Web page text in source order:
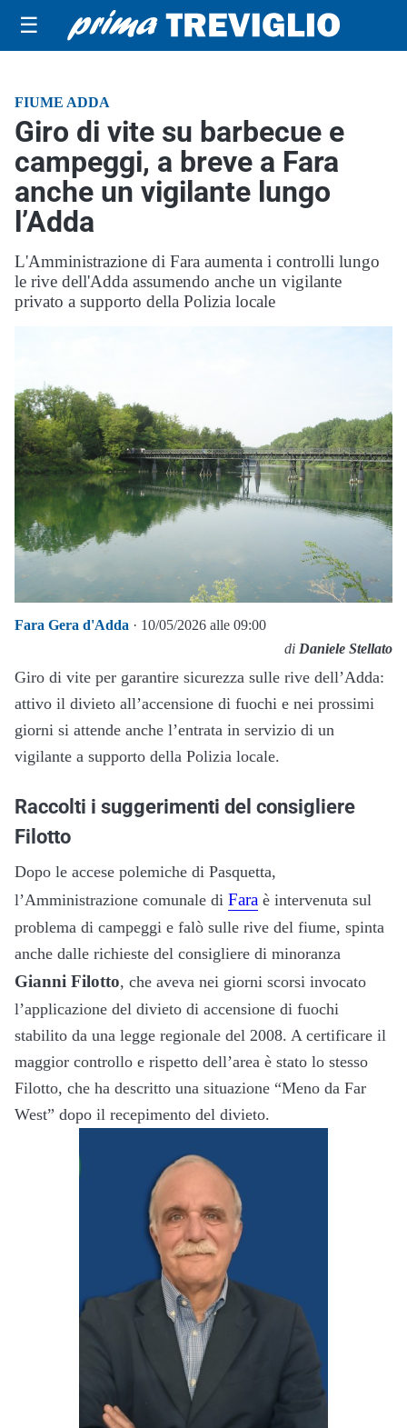
☰
FIUME ADDA
Giro di vite su barbecue e
campeggi, a breve a Fara
anche un vigilante lungo
l’Adda
L'Amministrazione di Fara aumenta i controlli lungo
le rive dell'Adda assumendo anche un vigilante
privato a supporto della Polizia locale
Fara Gera d'Adda · 10/05/2026 alle 09:00
di Daniele Stellato
Giro di vite per garantire sicurezza sulle rive dell’Adda:
attivo il divieto all’accensione di fuochi e nei prossimi
giorni si attende anche l’entrata in servizio di un
vigilante a supporto della Polizia locale.
Raccolti i suggerimenti del consigliere
Filotto
Dopo le accese polemiche di Pasquetta,
l’Amministrazione comunale di Fara è intervenuta sul
problema di campeggi e falò sulle rive del fiume, spinta
anche dalle richieste del consigliere di minoranza
Gianni Filotto, che aveva nei giorni scorsi invocato
l’applicazione del divieto di accensione di fuochi
stabilito da una legge regionale del 2008. A certificare il
maggior controllo e rispetto dell’area è stato lo stesso
Filotto, che ha descritto una situazione “Meno da Far
West” dopo il recepimento del divieto.